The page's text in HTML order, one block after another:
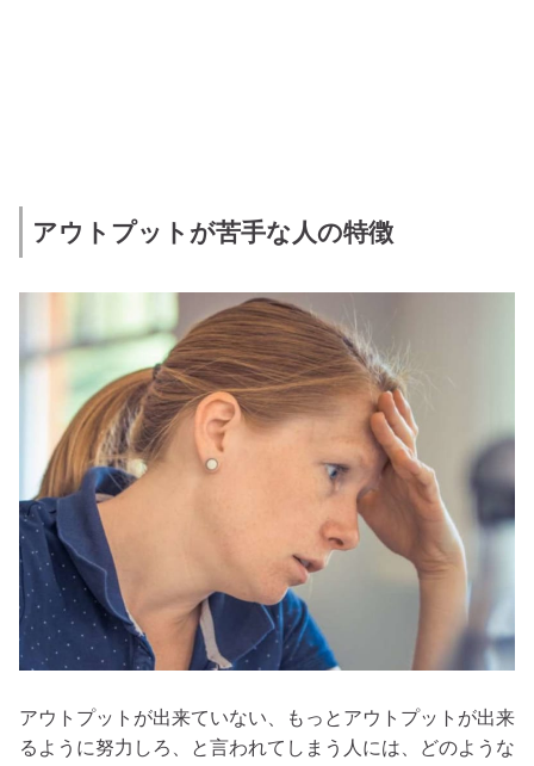
アウトプットが苦手な人の特徴
アウトプットが出来ていない、もっとアウトプットが出来
るように努力しろ、と言われてしまう人には、どのような